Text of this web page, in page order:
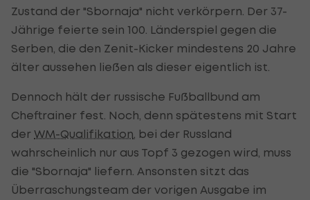
Zustand der "Sbornaja" nicht verkörpern. Der 37-
Jährige feierte sein 100. Länderspiel gegen die
Serben, die den Zenit-Kicker mindestens 20 Jahre
älter aussehen ließen als dieser eigentlich ist.
Dennoch hält der russische Fußballbund am
Cheftrainer fest. Noch, denn spätestens mit Start
der WM-Qualifikation , bei der Russland
wahrscheinlich nur aus Topf 3 gezogen wird, muss
die "Sbornaja" liefern. Ansonsten sitzt das
Überraschungsteam der vorigen Ausgabe im